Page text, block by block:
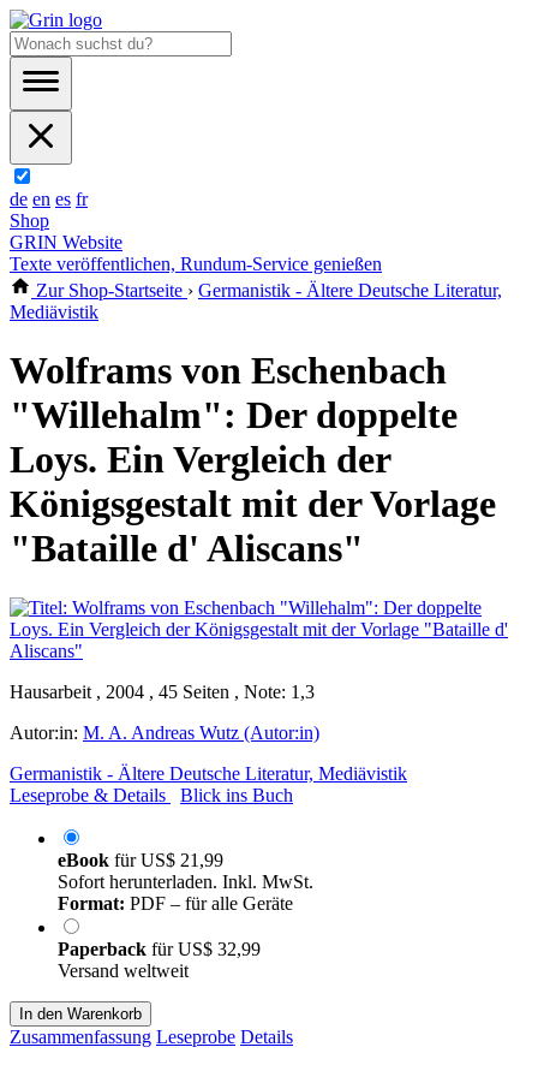
de en es fr
Shop
GRIN Website
Texte veröffentlichen, Rundum-Service genießen
Zur Shop-Startseite › Germanistik - Ältere Deutsche Literatur,
Mediävistik
Wolframs von Eschenbach
"Willehalm": Der doppelte
Loys. Ein Vergleich der
Königsgestalt mit der Vorlage
"Bataille d' Aliscans"
Hausarbeit , 2004 , 45 Seiten , Note: 1,3
Autor:in: M. A. Andreas Wutz (Autor:in)
Germanistik - Ältere Deutsche Literatur, Mediävistik
Leseprobe & Details
Blick ins Buch
eBook fürUS$ 21,99
Sofort herunterladen. Inkl. MwSt.
Format: PDF – für alle Geräte
Paperback fürUS$ 32,99
Versand weltweit
In den Warenkorb
Zusammenfassung Leseprobe Details